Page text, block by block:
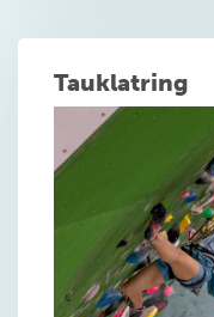
Tauklatring